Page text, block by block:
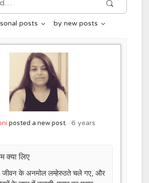
posts by new posts
posted a new post.
6 years
क्या लिए
जीवन के अनमोल लम्हेरुठते चले गए, और